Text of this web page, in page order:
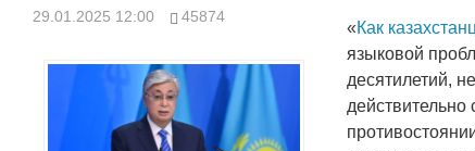
«Как
языковой
десятилетий,
29.01.2025 12:00 45874